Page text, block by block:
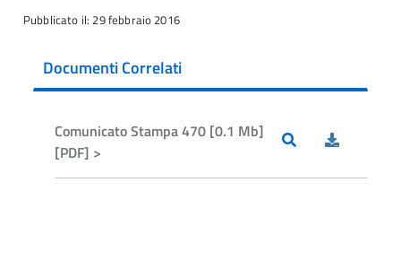
Pubblicato il: 29 febbraio 2016
Documenti Correlati
Comunicato Stampa 470 [0.1 Mb]
[PDF] >